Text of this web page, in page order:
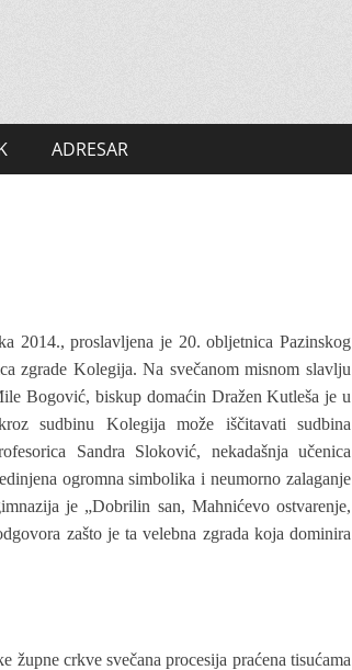
ADRESAR
2014., proslavljena je 20. obljetnica Pazinskog
zgrade Kolegija.Na svečanom misnom slavlju
Bogović, biskup domaćin Dražen Kutleša je u
sudbinu Kolegija može iščitavati sudbina
Sandra Sloković, nekadašnja učenica
ogromna simbolika i neumorno zalaganje
je „Dobrilin san, Mahnićevo ostvarenje,
zašto je ta velebna zgrada koja dominira
crkve svečana procesija praćena tisućama